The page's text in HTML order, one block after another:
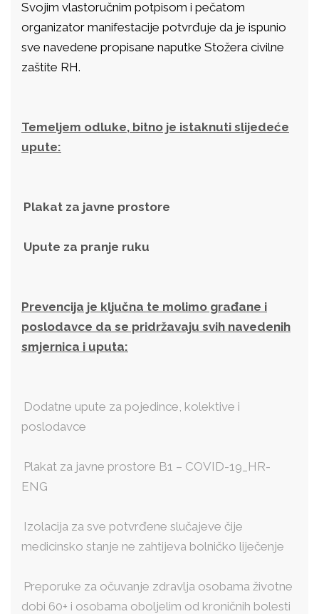
Svojim vlastoručnim potpisom i pečatom
organizator manifestacije potvrđuje da je ispunio
sve navedene propisane naputke Stožera civilne
zaštite RH.
Temeljem odluke, bitno je istaknuti slijedeće
upute:
Plakat za javne prostore
Upute za pranje ruku
Prevencija je ključna te molimo građane i
poslodavce da se pridržavaju svih navedenih
smjernica i uputa:
Dodatne upute za pojedince, kolektive i
poslodavce
Plakat za javne prostore B1 – COVID-19_HR-
ENG
Izolacija za sve potvrđene slučajeve čije
medicinsko stanje ne zahtijeva bolničko liječenje
Preporuke za očuvanje zdravlja osobama životne
dobi 60+ i osobama oboljelim od kroničnih bolesti